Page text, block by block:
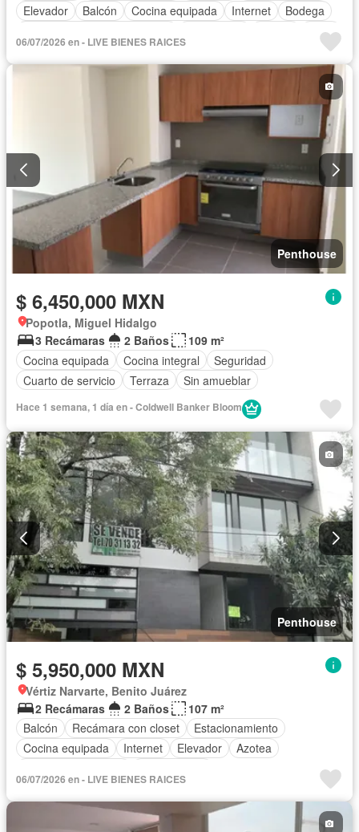
Elevador
Balcón Cocina equipada Internet
Bodega
Agua
Televisión por cable
Asador
Recámara con closet
Conserje Sin amueblar
06/07/2026 en - LIVE BIENES RAICES
Penthouse
$ 6,450,000 MXN
Popotla, Miguel Hidalgo
3 Recámaras
2 Baños
109 m²
Cocina equipada
Cocina integral
Seguridad
Cuarto de servicio
Terraza Sin amueblar
Hace 1 semana, 1 día en - Coldwell Banker Bloom
Penthouse
$ 5,950,000 MXN
Vértiz Narvarte, Benito Juárez
2 Recámaras
2 Baños
107 m²
Balcón
Recámara con closet
Estacionamiento
Cocina equipada
Internet Elevador
Azotea
06/07/2026 en - LIVE BIENES RAICES